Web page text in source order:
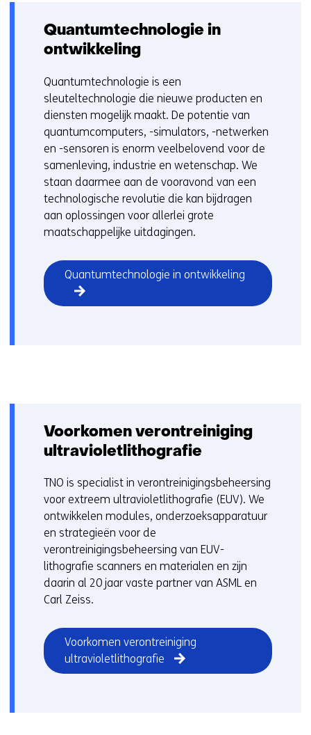
Quantumtechnologie in
ontwikkeling
Quantumtechnologie is een
sleuteltechnologie die nieuwe producten en
diensten mogelijk maakt. De potentie van
quantumcomputers, -simulators, -netwerken
en -sensoren is enorm veelbelovend voor de
samenleving, industrie en wetenschap. We
staan daarmee aan de vooravond van een
technologische revolutie die kan bijdragen
aan oplossingen voor allerlei grote
maatschappelijke uitdagingen.
Quantumtechnologie in ontwikkeling
Voorkomen verontreiniging
ultravioletlithografie
TNO is specialist in verontreinigingsbeheersing
voor extreem ultravioletlithografie (EUV). We
ontwikkelen modules, onderzoeksapparatuur
en strategieën voor de
verontreinigingsbeheersing van EUV-
lithografie scanners en materialen en zijn
daarin al 20 jaar vaste partner van ASML en
Carl Zeiss.
Voorkomen verontreiniging
ultravioletlithografie